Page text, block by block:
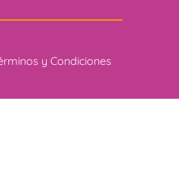
y Condiciones